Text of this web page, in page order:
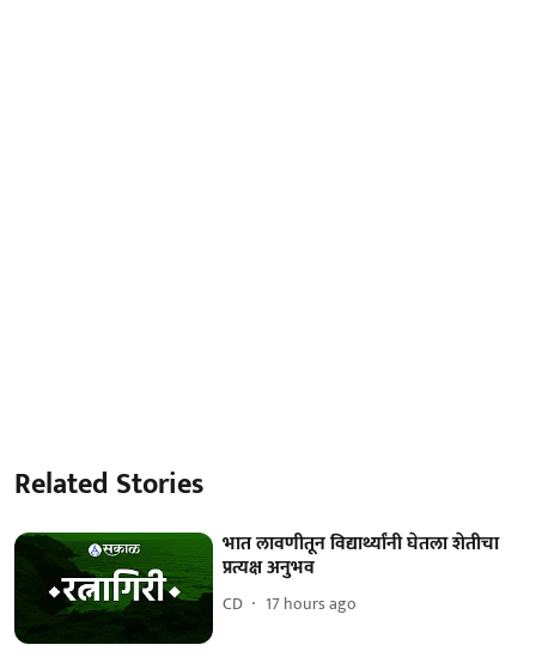
Related Stories
भात लावणीतून विद्यार्थ्यांनी घेतला शेतीचा
प्रत्यक्ष अनुभव
CD 17 hours ago